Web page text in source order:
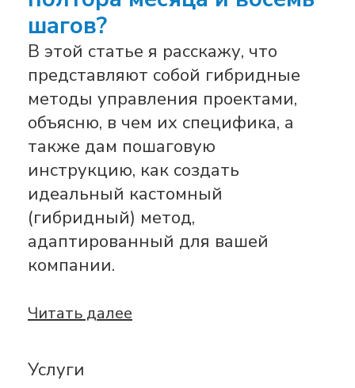
Услуги
шагов?
В этой статье я расскажу, что
представляют собой гибридные
методы управления проектами,
объясню, в чем их специфика, а
также дам пошаговую
инструкцию, как создать
идеальный кастомный
(гибридный) метод,
адаптированный для вашей
компании.
Читать далее